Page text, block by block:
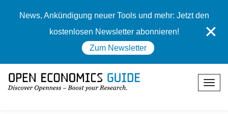
News, Ankündigung neuer Tools und mehr: Jetzt den
kostenlosen Newsletter abonnieren!
Zum Newsletter
✕